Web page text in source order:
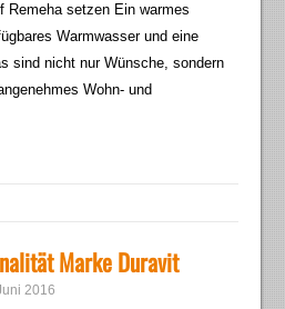
Remeha setzen Ein warmes
Warmwasser und eine
sind nicht nur Wünsche, sondern
Wohn- und
Marke Duravit
2016